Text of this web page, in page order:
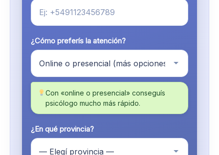
¿Cómo preferís la atención?
Con «online o presencial» conseguís
psicólogo mucho más rápido.
¿En qué provincia?